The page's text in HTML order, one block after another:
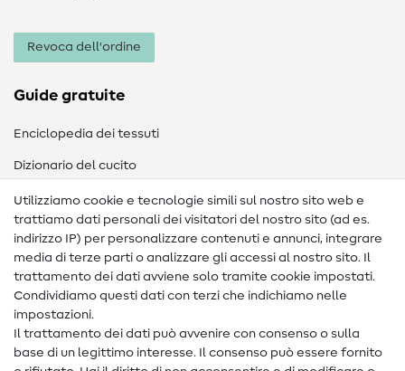
Revoca dell'ordine
Guide gratuite
Enciclopedia dei tessuti
Dizionario del cucito
Nähanleitungen
Assistenza e contatto
Contatto
Informazioni sul nuovo proprietario
FAQ
Diritto di recesso
Utilizziamo cookie e tecnologie simili sul nostro sito web e
trattiamo dati personali dei visitatori del nostro sito (ad es.
indirizzo IP) per personalizzare contenuti e annunci, integrare
media di terze parti o analizzare gli accessi al nostro sito. Il
trattamento dei dati avviene solo tramite cookie impostati.
Condividiamo questi dati con terzi che indichiamo nelle
impostazioni.
Il trattamento dei dati può avvenire con consenso o sulla
base di un legittimo interesse. Il consenso può essere fornito